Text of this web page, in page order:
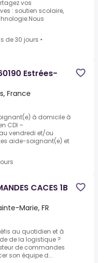
vos
: soutien scolaire,
de 30 jours •
Estrées-
France
à domicile à
CDI –
vendredi et/ou
aide-soignant(e) et
CACES 1B
Marie, FR
au quotidien et à
de la logistique ?
de commandes
son équipe d...